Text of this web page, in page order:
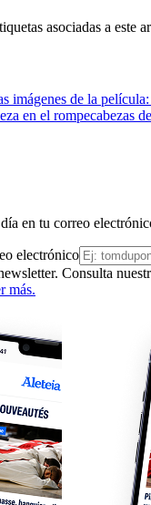
asociadas a este
imágenes de la
en el rompecabezas
en tu correo
electrónico
Consulta
más.